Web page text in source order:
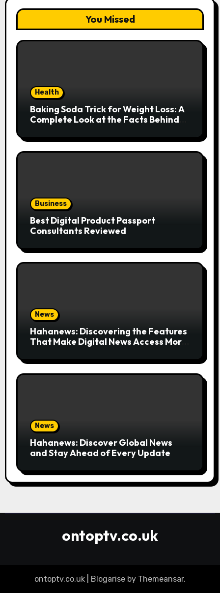
You Missed
Health
Baking Soda Trick for Weight Loss: A
Complete Look at the Facts Behind
Business
Best Digital Product Passport
Consultants Reviewed
News
Hahanews: Discovering the Features
That Make Digital News Access More
News
Hahanews: Discover Global News
and Stay Ahead of Every Update
ontoptv.co.uk
ontoptv.co.uk Blogarise by Themeansar.